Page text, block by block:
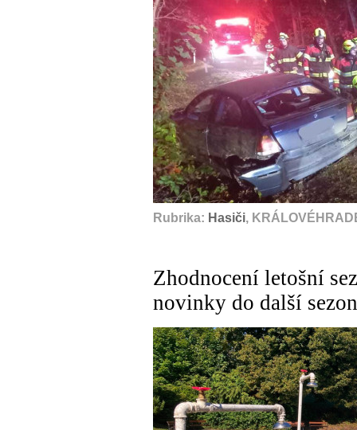
Rubrika: Hasiči,
Zhodnocení letošní
novinky do další